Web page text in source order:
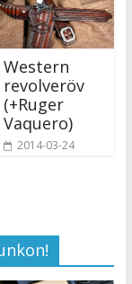
Western
revolveröv
(+Ruger
Vaquero)
2014-03-24